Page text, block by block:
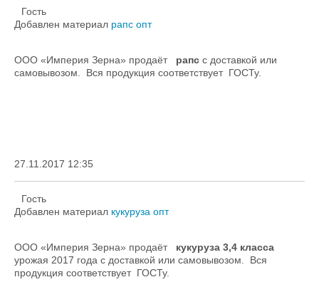
Гость
Добавлен материал рапс опт
ООО «Империя Зерна» продаёт рапс с доставкой или
самовывозом. Вся продукция соответствует ГОСТу.
27.11.2017 12:35
Гость
Добавлен материал кукуруза опт
ООО «Империя Зерна» продаёт кукуруза 3,4 класса
урожая 2017 года с доставкой или самовывозом. Вся
продукция соответствует ГОСТу.